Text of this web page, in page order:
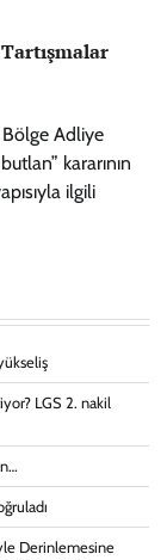
Bölge Adliye
kararının
ilgili
LGS 2. nakil
Derinlemesine